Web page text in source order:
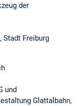
der
Stadt Freiburg
und
Glattalbahn,